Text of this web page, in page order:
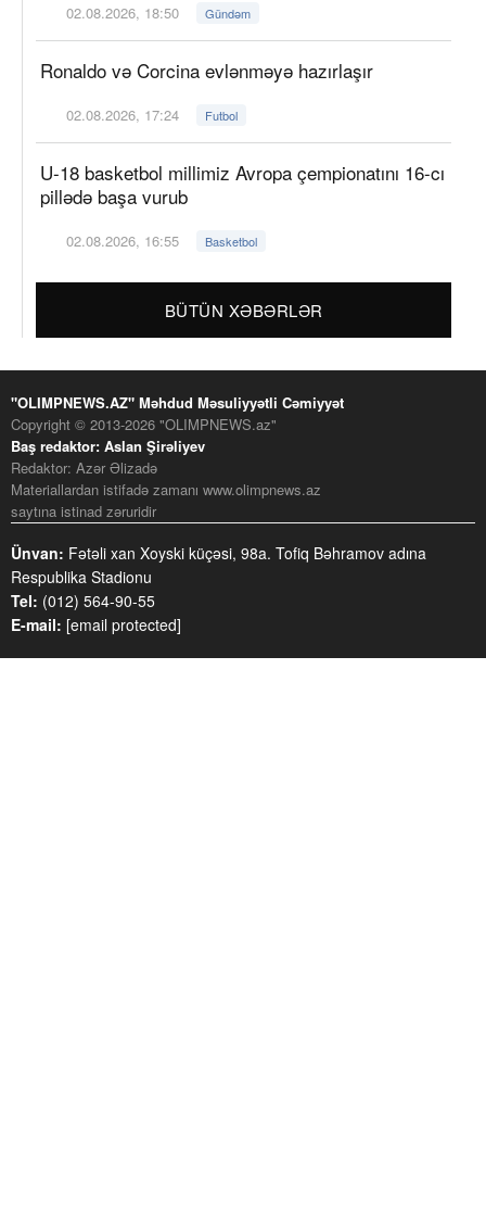
02.08.2026, 18:50 Gündəm
Ronaldo və Corcina evlənməyə hazırlaşır
02.08.2026, 17:24 Futbol
U-18 basketbol millimiz Avropa çempionatını 16-cı
pillədə başa vurub
02.08.2026, 16:55 Basketbol
BÜTÜN XƏBƏRLƏR
"OLIMPNEWS.AZ" Məhdud Məsuliyyətli Cəmiyyət
Copyright © 2013-2026 "OLIMPNEWS.az"
Baş redaktor: Aslan Şirəliyev
Redaktor: Azər Əlizadə
Materiallardan istifadə zamanı www.olimpnews.az
saytına istinad zəruridir
Ünvan: Fətəli xan Xoyski küçəsi, 98a. Tofiq Bəhramov adına
Respublika Stadionu
Tel: (012) 564-90-55
E-mail: [email protected]